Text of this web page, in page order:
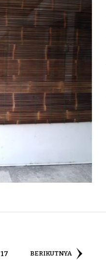
HALAMAN
17 BERIKUTNYA